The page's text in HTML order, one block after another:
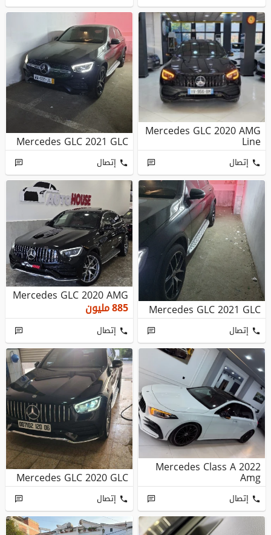
Mercedes GLC 2020 AMG
Line
إتصال
Mercedes GLC 2021 GLC
إتصال
Mercedes GLC 2021 GLC
إتصال
Mercedes GLC 2020 AMG
885مليون
إتصال
Mercedes Class A 2022
Amg
إتصال
Mercedes GLC 2020 GLC
إتصال